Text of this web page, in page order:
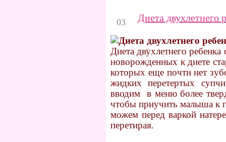
03 Диета двухлетнего
Диета двухлетнего
новорожденных к диете
которых еще почти нет
жидких перетертых
вводим в меню более
чтобы приучить малыша к
можем перед варкой
перетирая.